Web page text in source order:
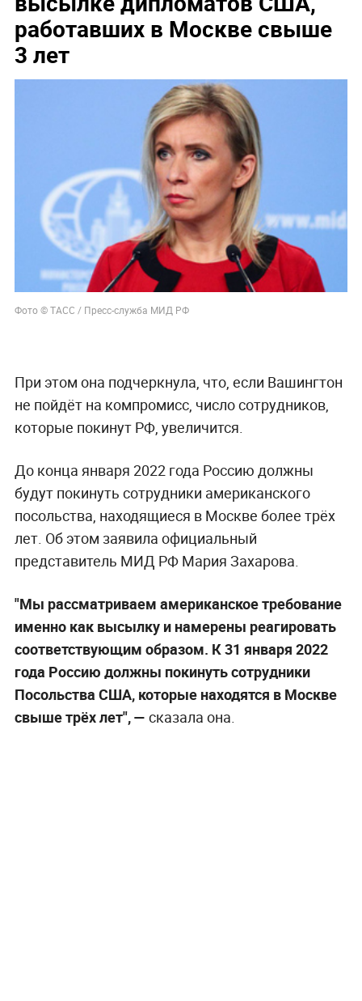
работавших в Москве свыше
3 лет
Фото © ТАСС / Пресс-служба МИД РФ
При этом она подчеркнула, что, если Вашингтон
не пойдёт на компромисс, число сотрудников,
которые покинут РФ, увеличится.
До конца января 2022 года Россию должны
будут покинуть сотрудники американского
посольства, находящиеся в Москве более трёх
лет. Об этом заявила официальный
представитель МИД РФ Мария Захарова.
"Мы рассматриваем американское требование
именно как высылку и намерены реагировать
соответствующим образом. К 31 января 2022
года Россию должны покинуть сотрудники
Посольства США, которые находятся в Москве
свыше трёх лет", — сказала она.